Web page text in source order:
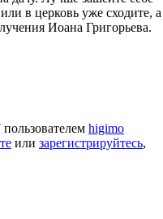
в церковь уже сходите, а
Иоана Григорьева.
пользователем higimo
или зарегистрируйтесь,